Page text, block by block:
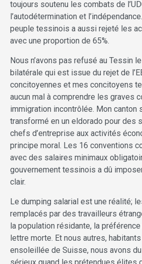
toujours soutenu les combats de
l’autodétermination et
peuple tessinois a aussi rejeté les
avec une proportion de 65%.
Nous n’avons pas refusé au Tessin
bilatérale qui est issue du rejet de
concitoyennes et mes concitoyens
aucun mal à comprendre les graves
immigration incontrôlée. Mon canton
transformé en un eldorado pour des
chefs d’entreprise aux activités
principe moral. Les 16 conventions
avec des salaires minimaux
gouvernement tessinois a dû
clair.
Le dumping salarial est une réalité;
remplacés par des travailleurs
la population résidante, la
lettre morte. Et nous autres,
ensoleillée de Suisse, nous avons